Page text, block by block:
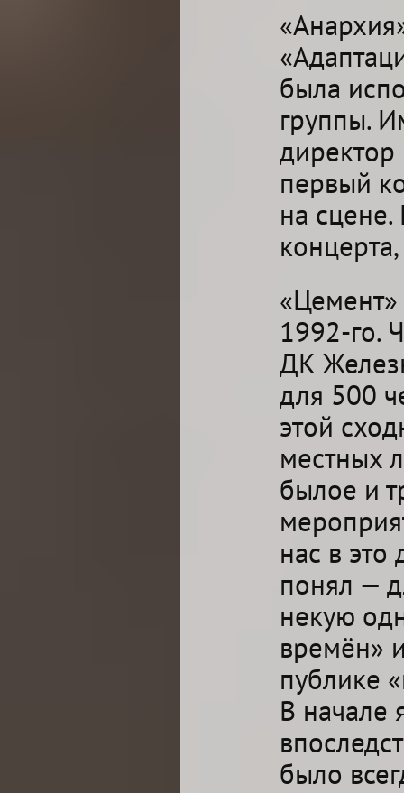
была
группы.
первый
на сцене.
«Цемент»
1992-го.
ДК
для 500
этой
местных
былое и
нас в это
понял —
некую
времён»
публике
В начале
было